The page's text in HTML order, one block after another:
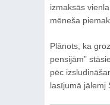
izmaksās
mēneša
Plānots, ka
pensijām”
pēc
lasījumā jālemj